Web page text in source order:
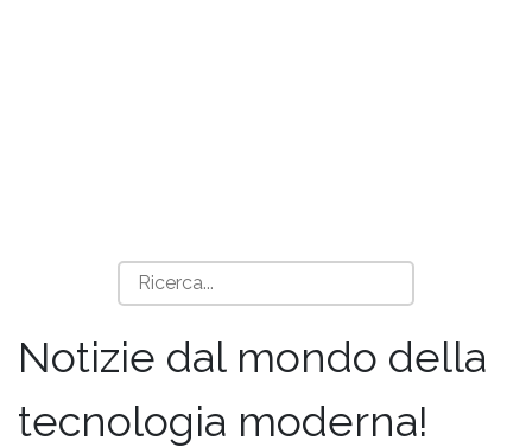
Notizie dal mondo della
tecnologia moderna!